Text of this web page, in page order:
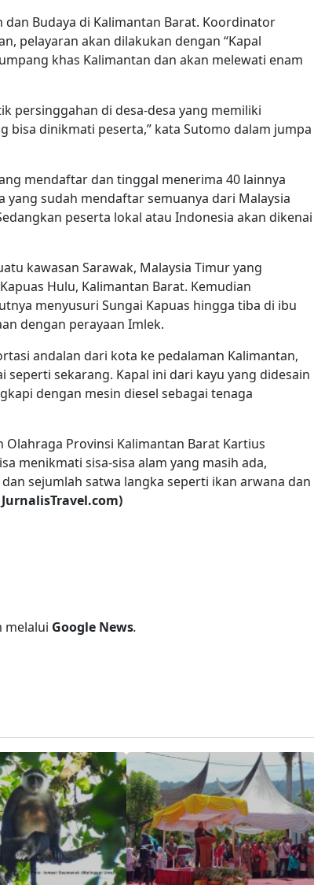
Budaya di Kalimantan Barat. Koordinator
pelayaran akan dilakukan dengan “Kapal
khas Kalimantan dan akan melewati enam
persinggahan di desa-desa yang memiliki
bisa dinikmati peserta,” kata Sutomo dalam jumpa
mendaftar dan tinggal menerima 40 lainnya
sudah mendaftar semuanya dari Malaysia
peserta lokal atau Indonesia akan dikenai
kawasan Sarawak, Malaysia Timur yang
Hulu, Kalimantan Barat. Kemudian
menyusuri Sungai Kapuas hingga tiba di ibu
dengan perayaan Imlek.
andalan dari kota ke pedalaman Kalimantan,
sekarang. Kapal ini dari kayu yang didesain
dengan mesin diesel sebagai tenaga
Olahraga Provinsi Kalimantan Barat Kartius
menikmati sisa-sisa alam yang masih ada,
sejumlah satwa langka seperti ikan arwana dan
melalui Google News.